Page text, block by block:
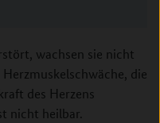
wachsen sie nicht
die
des Herzens
nicht heilbar.